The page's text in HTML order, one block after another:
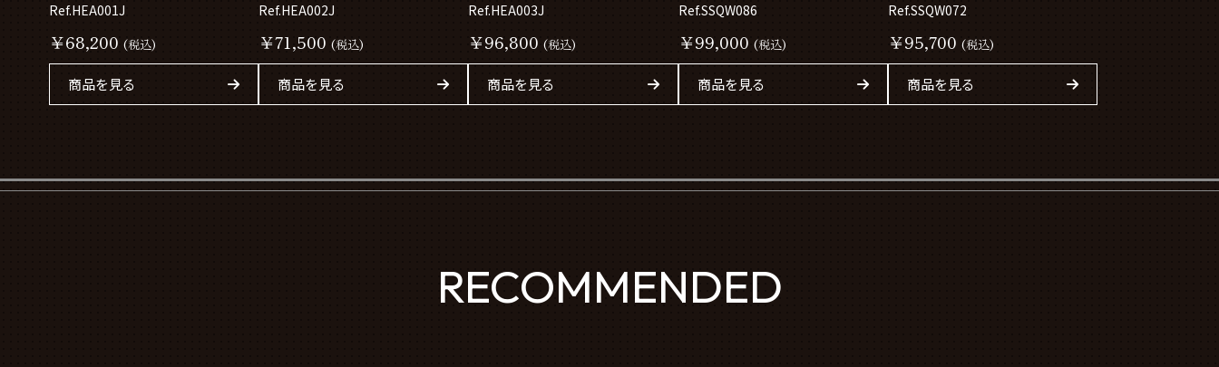
Ref.HEA001J
￥68,200 (税込)
商品を見る
Ref.HEA002J
￥71,500 (税込)
商品を見る
Ref.HEA003J
￥96,800 (税込)
商品を見る
Ref.SSQW086
￥99,000 (税込)
商品を見る
Ref.SSQW072
￥95,700 (税込)
商品を見る
RECOMMENDED